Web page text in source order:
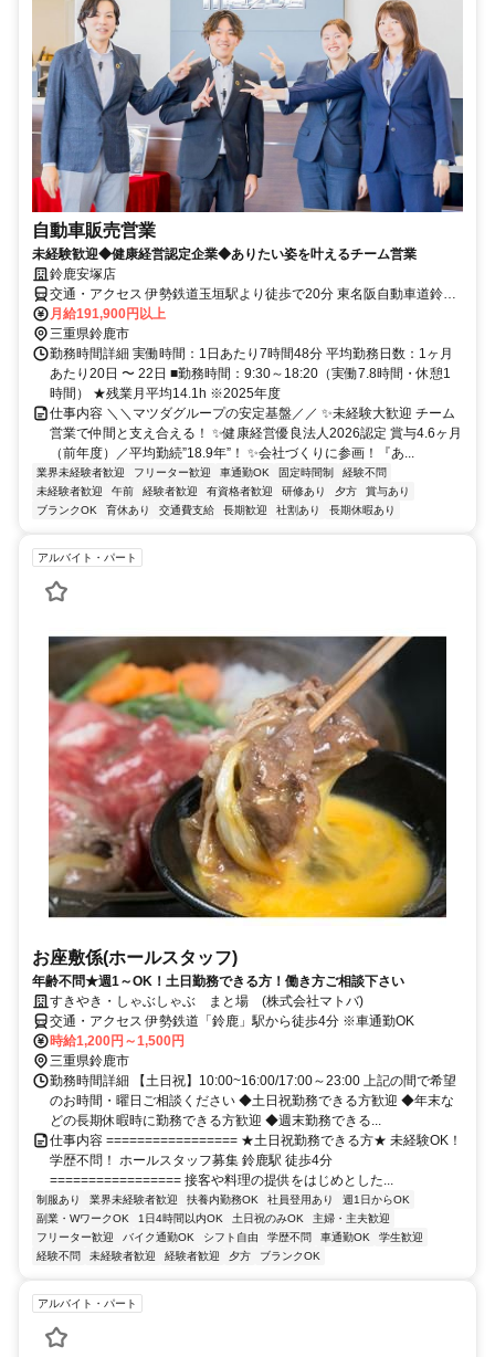
自動車販売営業
未経験歓迎◆健康経営認定企業◆ありたい姿を叶えるチーム営業
鈴鹿安塚店
交通・アクセス 伊勢鉄道玉垣駅より徒歩で20分 東名阪自動車道鈴鹿
ICより車で20分
月給191,900円以上
三重県鈴鹿市
勤務時間詳細 実働時間：1日あたり7時間48分 平均勤務日数：1ヶ月
あたり20日 〜 22日 ■勤務時間：9:30～18:20（実働7.8時間・休憩1
時間） ★残業月平均14.1h ※2025年度
仕事内容 ＼＼マツダグループの安定基盤／／ ✨未経験大歓迎 チーム
営業で仲間と支え合える！ ✨健康経営優良法人2026認定 賞与4.6ヶ月
（前年度）／平均勤続”18.9年”！ ✨会社づくりに参画！『あ...
業界未経験者歓迎 フリーター歓迎 車通勤OK 固定時間制
経験不問
未経験者歓迎
午前 経験者歓迎 有資格者歓迎 研修あり 夕方
賞与あり
ブランクOK
育休あり 交通費支給 長期歓迎 社割あり 長期休暇あり
アルバイト・パート
お座敷係(ホールスタッフ)
年齢不問★週1～OK！土日勤務できる方！働き方ご相談下さい
すきやき・しゃぶしゃぶ まと場 (株式会社マトバ)
交通・アクセス 伊勢鉄道「鈴鹿」駅から徒歩4分 ※車通勤OK
時給1,200円～1,500円
三重県鈴鹿市
勤務時間詳細 【土日祝】10:00~16:00/17:00～23:00 上記の間で希望
のお時間・曜日ご相談ください ◆土日祝勤務できる方歓迎 ◆年末な
どの長期休暇時に勤務できる方歓迎 ◆週末勤務できる...
仕事内容 ================= ★土日祝勤務できる方★ 未経験OK！
学歴不問！ ホールスタッフ募集 鈴鹿駅 徒歩4分
================= 接客や料理の提供をはじめとした...
制服あり 業界未経験者歓迎 扶養内勤務OK 社員登用あり
週1日からOK
副業・WワークOK
1日4時間以内OK 土日祝のみOK
主婦・主夫歓迎
フリーター歓迎
バイク通勤OK シフト自由 学歴不問 車通勤OK
学生歓迎
経験不問
未経験者歓迎 経験者歓迎 夕方 ブランクOK
アルバイト・パート